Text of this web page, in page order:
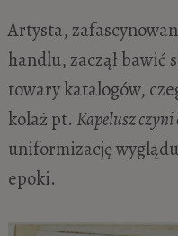
Artysta,
handlu, zaczął bawić
towary katalogów,
kolaż pt. Kapelusz czyni
uniformizację
epoki.